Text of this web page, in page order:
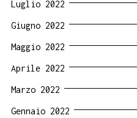
Luglio 2022
Giugno 2022
Maggio 2022
Aprile 2022
Marzo 2022
Gennaio 2022